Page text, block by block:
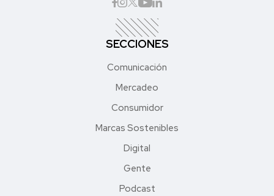
SECCIONES
Comunicación
Mercadeo
Consumidor
Marcas Sostenibles
Digital
Gente
Podcast